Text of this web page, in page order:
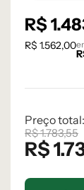
R$
R$ 1.562,00
Preço total:
R$1.783,55
R$